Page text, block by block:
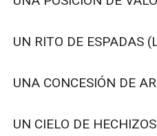
UN RITO DE ESPADAS
UNA CONCESIÓN DE
UN CIELO DE